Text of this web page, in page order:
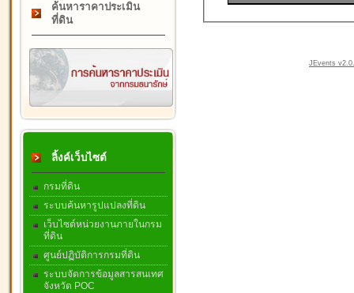
ค้นหาราคาประเมิน
ที่ดิน
ลิ้งค์เว็บไซต์
กรมที่ดิน
ระบบค้นหารูปแปลงที่ดิน
เว็บไซต์หน่วยงานภายในกรม
ที่ดิน
ศูนย์ปฏิบัติการกรมที่ดิน
ระบบจัดการข้อมูลสารสนเทศ
จังหวัด POC
JEvents